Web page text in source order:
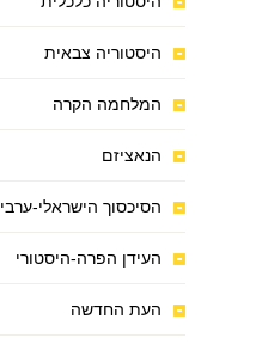
היסטוריה צבאית
המלחמה הקרה
הנאציזם
הסיכסוך הישראלי-ערבי
העידן הפרה-היסטורי
העת החדשה